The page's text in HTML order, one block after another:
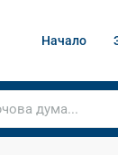
Начало